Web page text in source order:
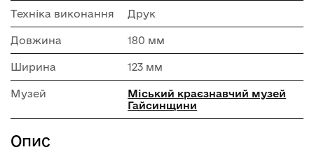
Техніка виконання Друк
Довжина 180 мм
Ширина 123 мм
Музей
Міський краєзнавчий музей
Гайсинщини
Опис